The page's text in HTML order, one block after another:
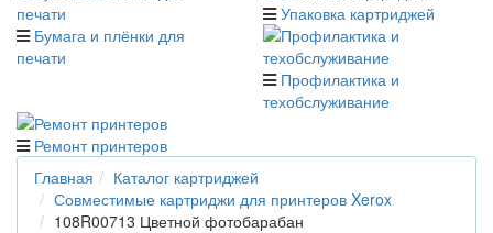
Бумага и плёнки для
печати
Упаковка картриджей
Профилактика и
техобслуживание
Ремонт принтеров
Главная
Каталог картриджей
Совместимые картриджи для принтеров Xerox
108R00713 Цветной фотобарабан